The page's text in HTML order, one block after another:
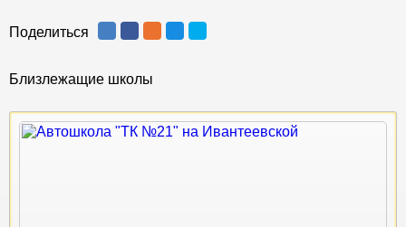
Поделиться
Близлежащие школы